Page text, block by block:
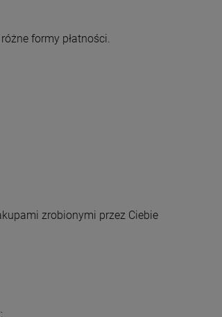
formy płatności.
zrobionymi przez Ciebie